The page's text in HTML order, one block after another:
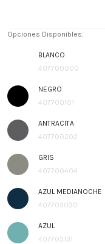
Opciones Disponibles:
BLANCO
407700000
NEGRO
407700101
ANTRACITA
407700202
GRIS
407700404
AZUL MEDIANOCHE
407703030
AZUL
407703131